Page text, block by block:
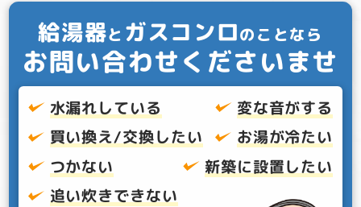
給湯器と ガスコンロのことなら
お問い合わせくださいませ
水漏れしている
変な音がする
買い換え/交換したい
お湯が冷たい
つかない
新築に設置したい
追い炊きできない